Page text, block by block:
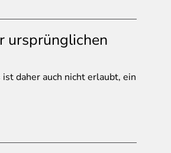
ursprünglichen
daher auch nicht erlaubt, ein